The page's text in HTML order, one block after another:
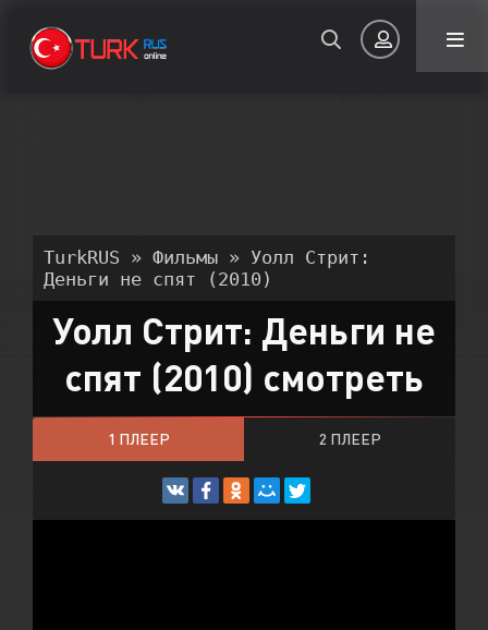
Запомнить
ВОЙТИ НА САЙТ
Регистрация Восстановить пароль
Или войти через
TurkRUS » Фильмы » Уолл Стрит:
Деньги не спят (2010)
Уолл Стрит: Деньги не
спят (2010) смотреть
1 ПЛЕЕР 2 ПЛЕЕР